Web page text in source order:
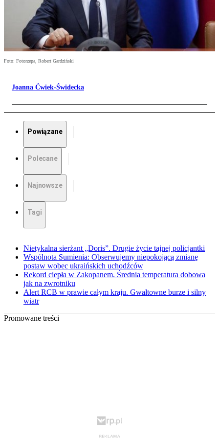
Foto: Fotorzepa, Robert Gardziński
Joanna Ćwiek-Świdecka
Powiązane
Polecane
Najnowsze
Tagi
Nietykalna sierżant „Doris”. Drugie życie tajnej policjantki
Wspólnota Sumienia: Obserwujemy niepokojącą zmianę
postaw wobec ukraińskich uchodźców
Rekord ciepła w Zakopanem. Średnia temperatura dobowa
jak na zwrotniku
Alert RCB w prawie całym kraju. Gwałtowne burze i silny
wiatr
Promowane treści